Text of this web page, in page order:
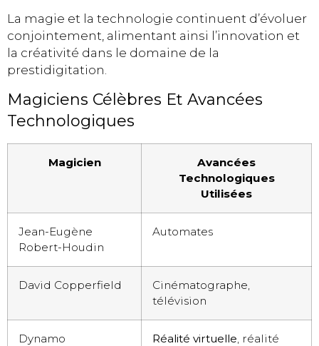
La magie et la technologie continuent d’évoluer
conjointement, alimentant ainsi l’innovation et
la créativité dans le domaine de la
prestidigitation.
Magiciens Célèbres Et Avancées
Technologiques
Magicien
Avancées
Technologiques
Utilisées
Jean-Eugène
Robert-Houdin
Automates
David Copperfield
Cinématographe,
télévision
Dynamo Réalité virtuelle, réalité